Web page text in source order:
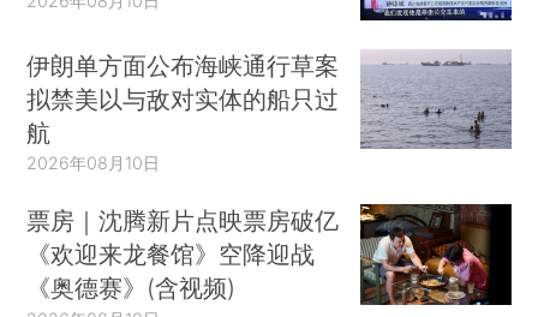
伊朗单方面公布海峡通行草案
拟禁美以与敌对实体的船只过
航
2026年08月10日
票房｜沈腾新片点映票房破亿
《欢迎来龙餐馆》空降迎战
《奥德赛》(含视频)